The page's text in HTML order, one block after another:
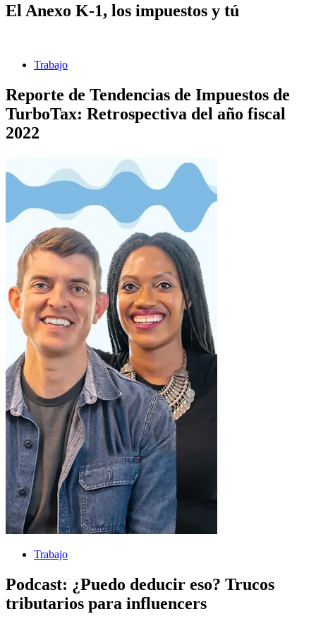
El Anexo K-1, los impuestos y tú
Trabajo
Reporte de Tendencias de Impuestos de
TurboTax: Retrospectiva del año fiscal
2022
Trabajo
Podcast: ¿Puedo deducir eso? Trucos
tributarios para influencers